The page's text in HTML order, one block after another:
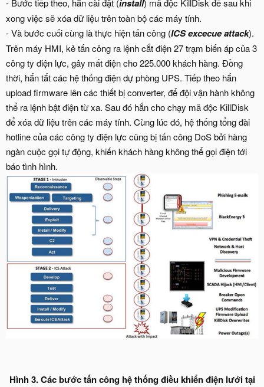
- Bước tiếp theo, hắn cài đặt (install) mã độc KillDisk để sau khi
xong việc sẽ xóa dữ liệu trên toàn bộ các máy tính.
- Và bước cuối cùng là thực hiện tấn công (ICS excecue attack).
Trên máy HMI, kẻ tấn công ra lệnh cắt điện 27 trạm biến áp của 3
công ty điện lực, gây mất điện cho 225.000 khách hàng. Đồng
thời, hắn tắt các hệ thống điện dự phòng UPS. Tiếp theo hắn
upload firmware lên các thiết bị converter, để đội vận hành không
thể ra lệnh bật điện từ xa. Sau đó hắn cho chạy mã độc KillDisk
để xóa dữ liệu trên các máy tính. Cùng lúc đó, hệ thống tổng đài
hotline của các công ty điện lực cũng bị tấn công DoS bởi hàng
ngàn cuộc gọi tự động, khiến khách hàng không thể gọi điện tới
báo tình hình.
Hình 3. Các bước tấn công hệ thống điều khiển điện lưới tại